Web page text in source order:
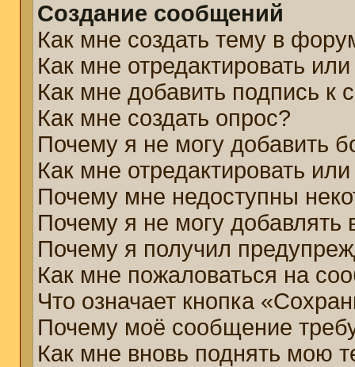
Создание сообщений
Как мне создать тему в
Как мне отредактировать
Как мне добавить подпись
Как мне создать опрос?
Почему я не могу добавить
Как мне отредактировать
Почему мне недоступны
Почему я не могу добавлять
Почему я получил
Как мне пожаловаться на
Что означает кнопка
Почему моё сообщение
Как мне вновь поднять мою